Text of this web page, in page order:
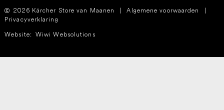
2026 Kärcher Store van Maanen | Algemene voorwaarden
|
Privacyverklaring
Website: Wiwi Websolutions